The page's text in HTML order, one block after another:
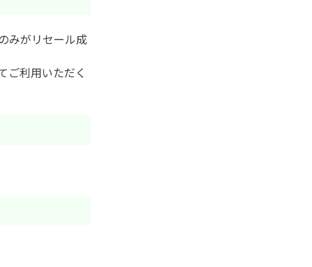
みがリセール成
ご利用いただく